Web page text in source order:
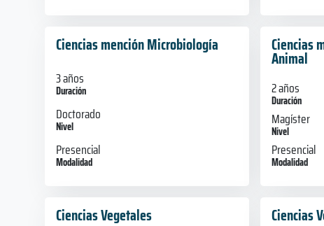
Ciencias mención Microbiología
3 años
Duración
Doctorado
Nivel
Presencial
Modalidad
Ciencias
Animal
2 años
Duración
Magíster
Nivel
Presencial
Modalidad
Ciencias Vegetales Ciencias